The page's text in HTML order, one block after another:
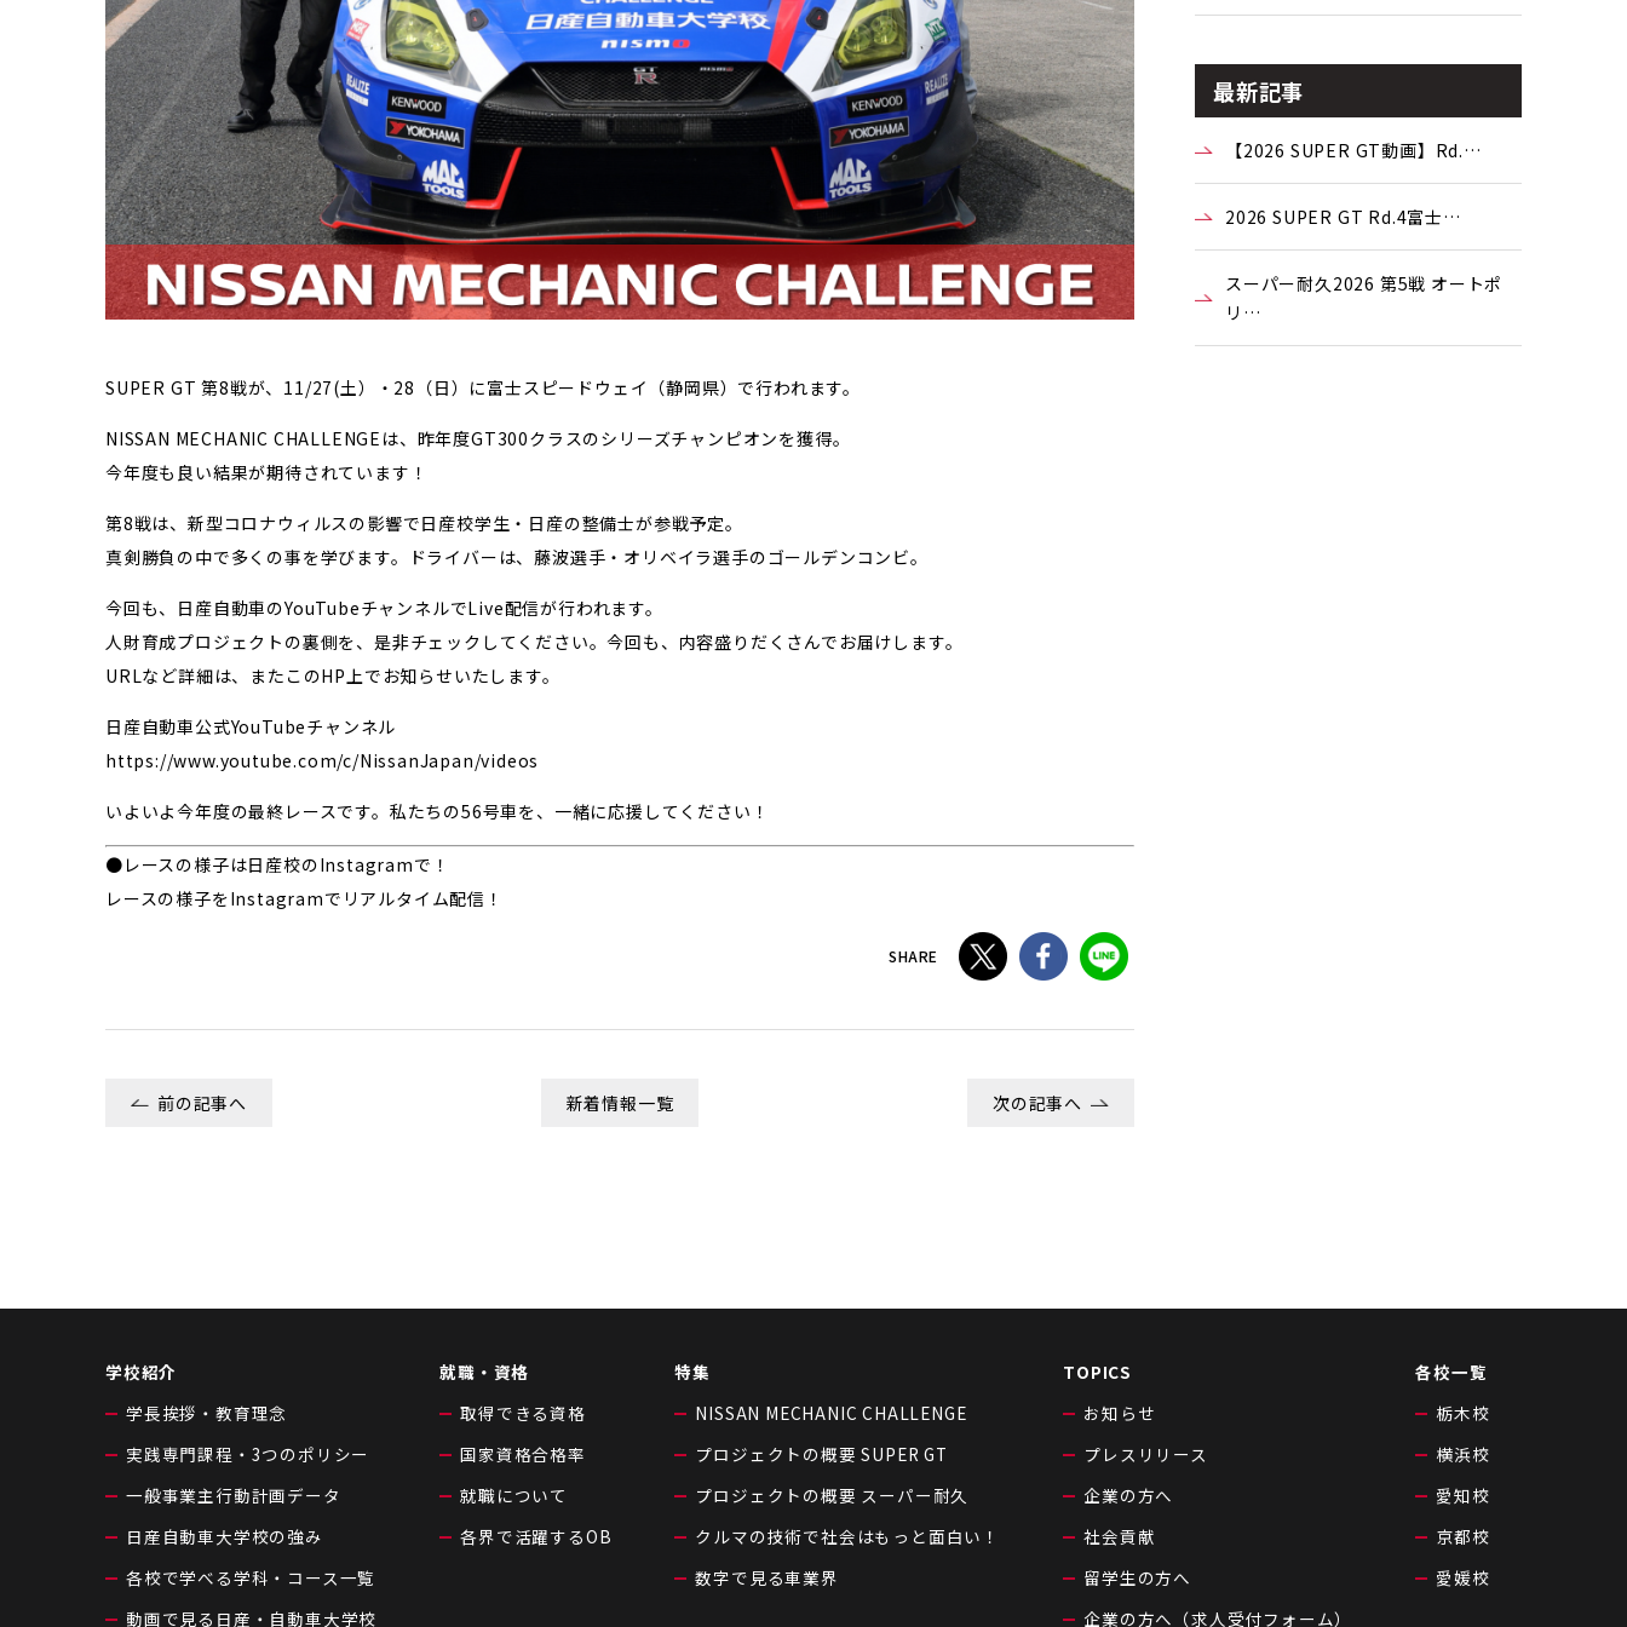
SUPER GT 第8戦が、11/27(土）・28（日）に富士スピードウェイ（静岡県）で行われます。
NISSAN MECHANIC CHALLENGEは、昨年度GT300クラスのシリーズチャンピオンを獲得。
今年度も良い結果が期待されています！
第8戦は、新型コロナウィルスの影響で日産校学生・日産の整備士が参戦予定。
真剣勝負の中で多くの事を学びます。ドライバーは、藤波選手・オリベイラ選手のゴールデンコンビ。
今回も、日産自動車のYouTubeチャンネルでLive配信が行われます。
人財育成プロジェクトの裏側を、是非チェックしてください。今回も、内容盛りだくさんでお届けします。
URLなど詳細は、またこのHP上でお知らせいたします。
日産自動車公式YouTubeチャンネル
https://www.youtube.com/c/NissanJapan/videos
いよいよ今年度の最終レースです。私たちの56号車を、一緒に応援してください！
●レースの様子は日産校のInstagramで！
レースの様子をInstagramでリアルタイム配信！
SHARE
前の記事へ 新着情報一覧 次の記事へ
最新記事
【2026 SUPER GT動画】Rd.…
2026 SUPER GT Rd.4富士…
スーパー耐久2026 第5戦 オートポ
リ…
学校紹介
学長挨拶・教育理念
実践専門課程・3つのポリシー
一般事業主行動計画データ
日産自動車大学校の強み
各校で学べる学科・コース一覧
動画で見る日産・自動車大学校
就職・資格
取得できる資格
国家資格合格率
就職について
各界で活躍するOB
特集
NISSAN MECHANIC CHALLENGE
プロジェクトの概要 SUPER GT
プロジェクトの概要 スーパー耐久
クルマの技術で社会はもっと面白い！
数字で見る車業界
TOPICS
お知らせ
プレスリリース
企業の方へ
社会貢献
留学生の方へ
企業の方へ（求人受付フォーム）
各校一覧
栃木校
横浜校
愛知校
京都校
愛媛校